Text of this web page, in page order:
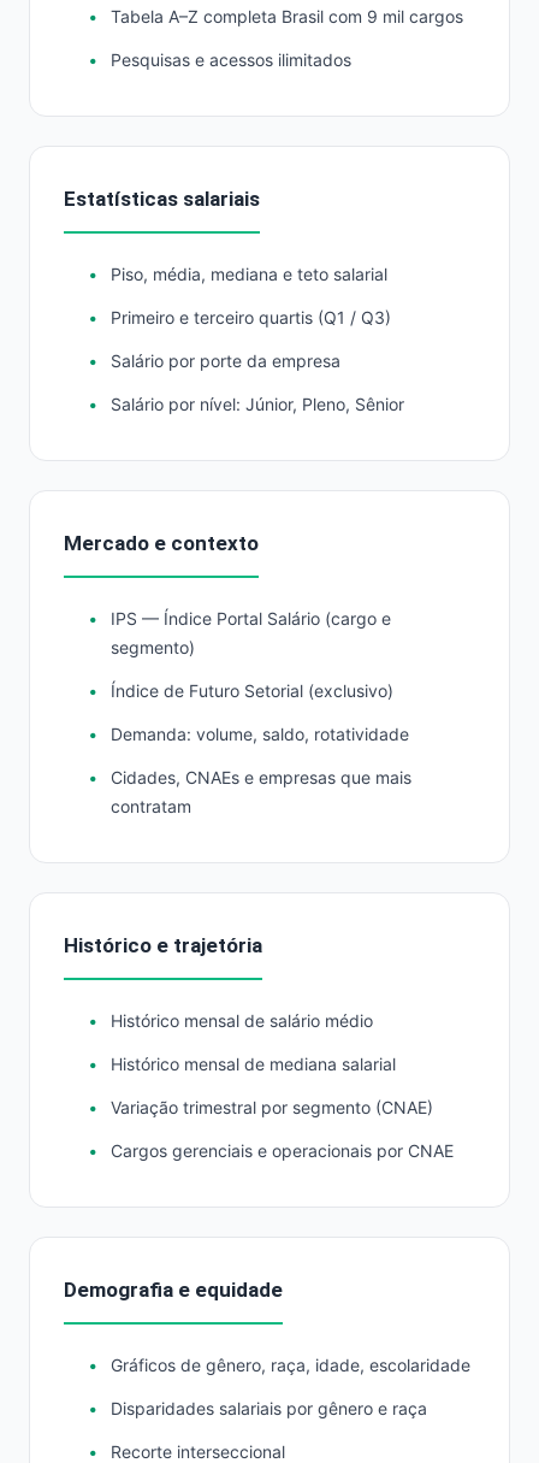
Tabela A–Z completa Brasil com 9 mil cargos
Pesquisas e acessos ilimitados
Estatísticas salariais
Piso, média, mediana e teto salarial
Primeiro e terceiro quartis (Q1 / Q3)
Salário por porte da empresa
Salário por nível: Júnior, Pleno, Sênior
Mercado e contexto
IPS — Índice Portal Salário (cargo e
segmento)
Índice de Futuro Setorial (exclusivo)
Demanda: volume, saldo, rotatividade
Cidades, CNAEs e empresas que mais
contratam
Histórico e trajetória
Histórico mensal de salário médio
Histórico mensal de mediana salarial
Variação trimestral por segmento (CNAE)
Cargos gerenciais e operacionais por CNAE
Demografia e equidade
Gráficos de gênero, raça, idade, escolaridade
Disparidades salariais por gênero e raça
Recorte interseccional